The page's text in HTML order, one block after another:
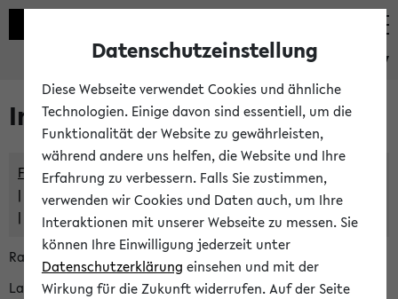
eKVV
Im eKVV verwaltete Räume
Freie Räume und Veranstaltungsüberschneidungen
Raumüberschneidungen
Hinweise der zentralen Raumvergabe
Raumanfragen:
raumvergabe@uni-bielefeld.de
Lassen Sie sich alle Räume anzeigen oder suchen Sie nach
Datenschutzeinstellung
Diese Webseite verwendet Cookies und ähnliche
Technologien. Einige davon sind essentiell, um die
Funktionalität der Website zu gewährleisten,
während andere uns helfen, die Website und Ihre
Erfahrung zu verbessern. Falls Sie zustimmen,
verwenden wir Cookies und Daten auch, um Ihre
Interaktionen mit unserer Webseite zu messen. Sie
können Ihre Einwilligung jederzeit unter
Datenschutzerklärung einsehen und mit der
Wirkung für die Zukunft widerrufen. Auf der Seite